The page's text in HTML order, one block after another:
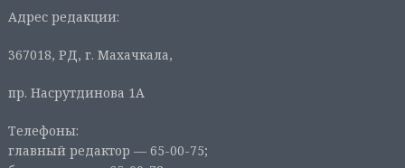
Адрес редакции:
367018, РД, г. Махачкала,
пр. Насрутдинова 1А
Телефоны:
главный редактор — 65-00-75;